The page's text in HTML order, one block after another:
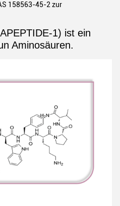
158563-45-2 zur
1) ist ein
Aminosäuren.